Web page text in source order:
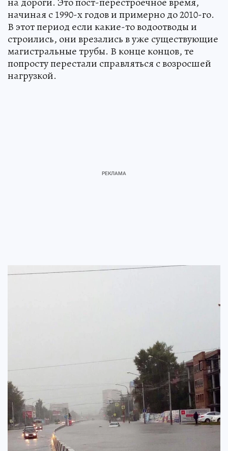
начиная с 1990-х годов и примерно до 2010-го.
В этот период если какие-то водоотводы и
строились, они врезались в уже существующие
магистральные трубы. В конце концов, те
попросту перестали справляться с возросшей
нагрузкой.